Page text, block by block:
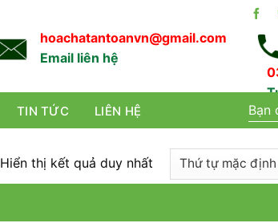
hoachatantoanvn@gmail.com
Email liên hệ
TIN TỨC LIÊN HỆ
Tìm
kiếm:
Hiển thị kết quả duy nhất